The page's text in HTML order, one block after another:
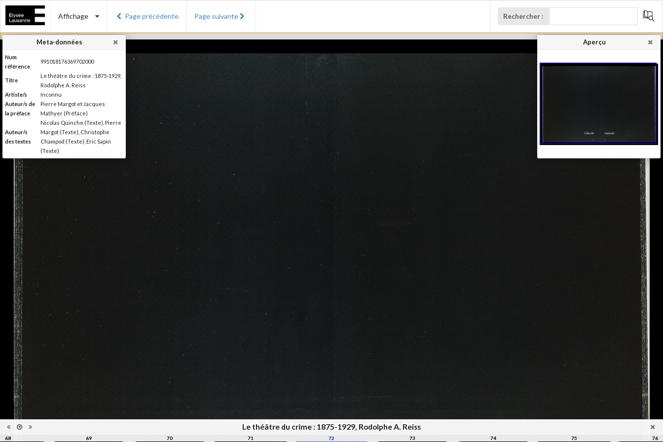
Affichage Page précédente Page suivante Rechercher :
Le théâtre du crime : 1875-1929, Rodolphe A. Reiss
68 69 70 71 72 73 74 75 76
Aperçu
Meta-données
Num
référence
991018176369702000
Titre
Le théâtre du crime : 1875-1929,
Rodolphe A. Reiss
Artiste/s
Inconnu
Auteur/s de
la préface
Pierre Margot et Jacques
Mathyer (Préface)
Auteur/s
des textes
Nicolas Quinche (Texte), Pierre
Margot (Texte), Christophe
Champod (Texte), Eric Sapin
(Texte)
Editeur
Presses polytechniques et
universitaires romandes
Lieu
d'édition
Date
d'édition
Information
édition
Publié à l'occasion de
l'exposition : "Le théâtre du
crime - Photographies de
l'Elysée, Lausanne, 27 juin - 25
octobre 2009
Catégorie
Type de
reliure
Information
images
Noir & Blanc
Nombre de
pages
319 pages
Format
Langues
Français
ISBN/ISSN
ISBN 9782880748241